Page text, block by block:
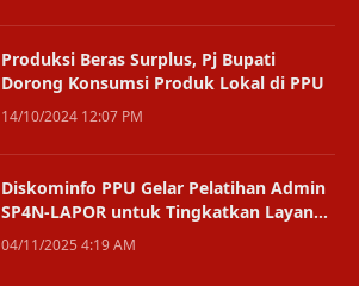
Produksi Beras Surplus, Pj Bupati
Dorong Konsumsi Produk Lokal di PPU
14/10/2024 12:07 PM
Diskominfo PPU Gelar Pelatihan Admin
SP4N-LAPOR untuk Tingkatkan Layanan
Publik
04/11/2025 4:19 AM